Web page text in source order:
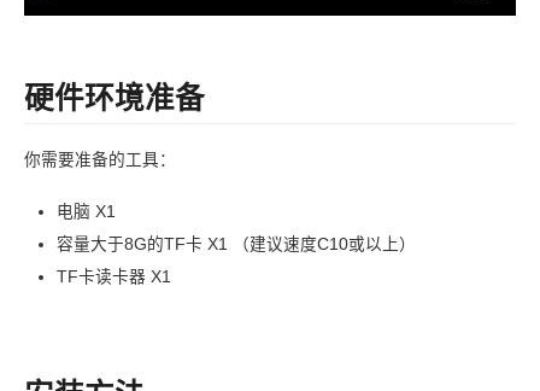
硬件环境准备
你需要准备的工具：
电脑 X1
容量大于8G的TF卡 X1 （建议速度C10或以上）
TF卡读卡器 X1